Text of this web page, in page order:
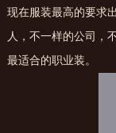
现在服装最高的要求
人，不一样的公司，
最适合的职业装。